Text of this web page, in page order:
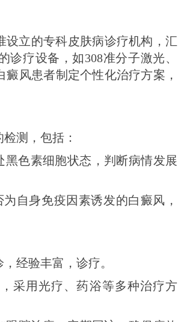
设立的专科皮肤病诊疗机构，汇
疗设备，如308准分子激光、
风患者制定个性化治疗方案，
测，包括：
色素细胞状态，判断病情发展
自身免疫因素诱发的白癜风，
经验丰富，诊疗。
采用光疗、药浴等多种治疗方